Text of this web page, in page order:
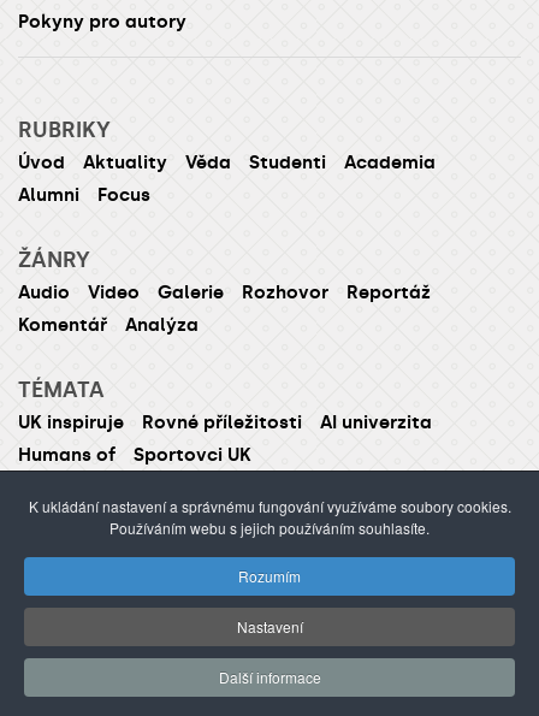
Pokyny pro autory
RUBRIKY
Úvod Aktuality Věda Studenti
Academia
Alumni
Focus
ŽÁNRY
Audio Video Galerie Rozhovor
Reportáž
Komentář
Analýza
TÉMATA
UK inspiruje Rovné příležitosti
AI univerzita
Humans of
Sportovci UK
Publikování nebo šíření obsahu je zakázáno bez
předchozího souhlasu.
©2012–2026Univerzita Karlova /webdesign Agionet
s.r.o.
K ukládání nastavení a správnému fungování využíváme soubory cookies.
Používáním webu s jejich používáním souhlasíte.
Rozumím
Nastavení
Další informace